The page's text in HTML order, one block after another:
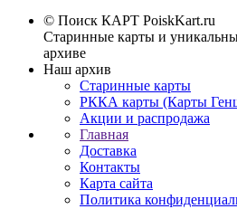
© Поиск КАРТ PoiskKart.ru
Старинные карты и
архиве
Наш архив
Старинные карты
РККА карты (Карты
Акции и распродажа
Главная
Доставка
Контакты
Карта сайта
Политика